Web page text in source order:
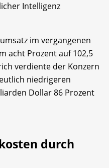
Intelligenz
im vergangenen
acht Prozent auf 102,5
verdiente der Konzern
niedrigeren
Dollar 86 Prozent
durch